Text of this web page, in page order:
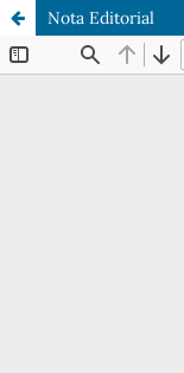
Nota Editorial